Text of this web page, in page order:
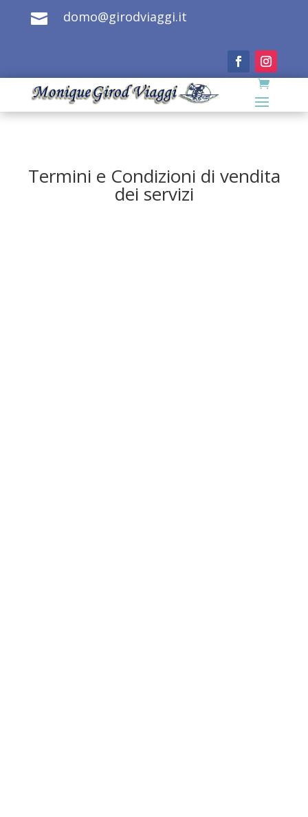
 domo@girodviaggi.it
Termini e Condizioni di vendita
dei servizi